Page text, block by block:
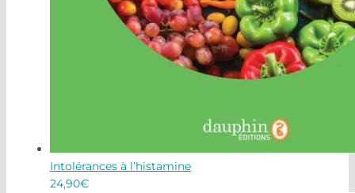
Intolérances à l’histamine
24,90€